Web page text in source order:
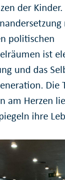
der
politischen
ist
und das
Die
am Herzen
ihre